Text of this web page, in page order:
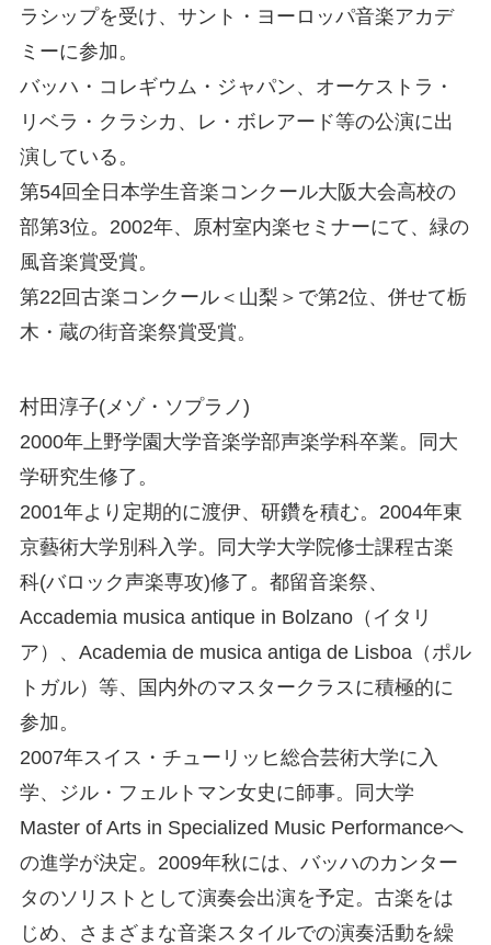
ラシップを受け、サント・ヨーロッパ音楽アカデ
ミーに参加。
バッハ・コレギウム・ジャパン、オーケストラ・
リベラ・クラシカ、レ・ボレアード等の公演に出
演している。
第54回全日本学生音楽コンクール大阪大会高校の
部第3位。2002年、原村室内楽セミナーにて、緑の
風音楽賞受賞。
第22回古楽コンクール＜山梨＞で第2位、併せて栃
木・蔵の街音楽祭賞受賞。
村田淳子(メゾ・ソプラノ)
2000年上野学園大学音楽学部声楽学科卒業。同大
学研究生修了。
2001年より定期的に渡伊、研鑽を積む。2004年東
京藝術大学別科入学。同大学大学院修士課程古楽
科(バロック声楽専攻)修了。都留音楽祭、
Accademia musica antique in Bolzano（イタリ
ア）、Academia de musica antiga de Lisboa（ポル
トガル）等、国内外のマスタークラスに積極的に
参加。
2007年スイス・チューリッヒ総合芸術大学に入
学、ジル・フェルトマン女史に師事。同大学
Master of Arts in Specialized Music Performanceへ
の進学が決定。2009年秋には、バッハのカンター
タのソリストとして演奏会出演を予定。古楽をは
じめ、さまざまな音楽スタイルでの演奏活動を繰